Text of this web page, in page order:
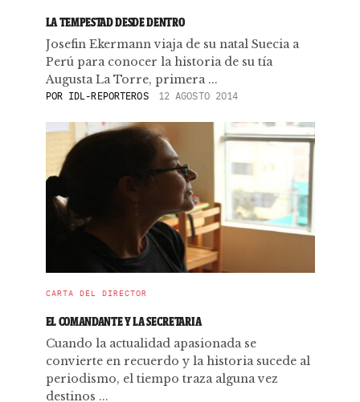
LA TEMPESTAD DESDE DENTRO
Josefin Ekermann viaja de su natal Suecia a
Perú para conocer la historia de su tía
Augusta La Torre, primera ...
POR IDL-REPORTEROS 12 AGOSTO 2014
CARTA DEL DIRECTOR
EL COMANDANTE Y LA SECRETARIA
Cuando la actualidad apasionada se
convierte en recuerdo y la historia sucede al
periodismo, el tiempo traza alguna vez
destinos ...